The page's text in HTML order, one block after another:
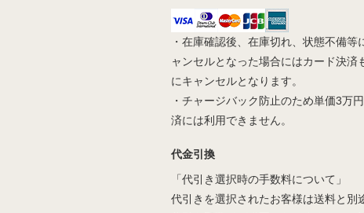
・在庫確認後、在庫切れ、状態不備等
ャンセルとなった場合にはカード決済
にキャンセルとなります。
・チャージバック防止のため単価3万
済には利用できません。
代金引換
「代引き選択時の手数料について」
代引きを選択されたお客様は送料と別